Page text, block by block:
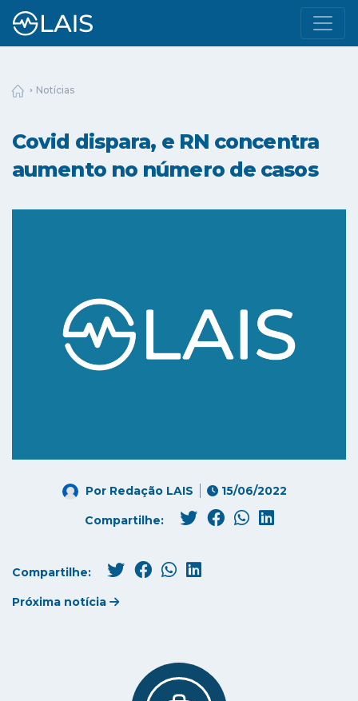
Notícias
Covid dispara, e RN concentra
aumento no número de casos
Por Redação LAIS 15/06/2022
Compartilhe:
Compartilhe:
Próxima notícia